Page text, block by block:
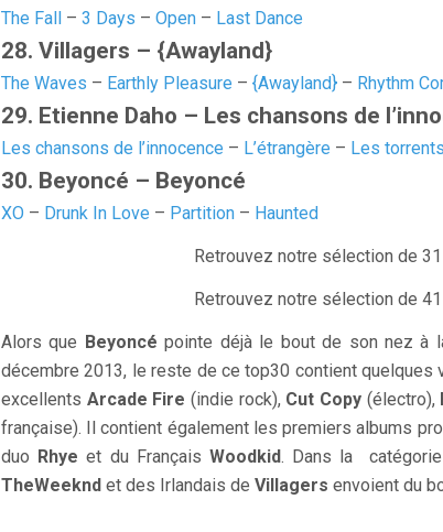
The Fall – 3 Days – Open – Last Dance
28. Villagers – {Awayland}
The Waves – Earthly Pleasure – {Awayland} – Rhythm
29. Etienne Daho – Les chansons de
Les chansons de l’innocence – L’étrangère – Les
30. Beyoncé – Beyoncé
XO – Drunk In Love – Partition – Haunted
Retrouvez notre sélection de
Retrouvez notre sélection de
Alors que Beyoncé pointe déjà le bout de son nez à
décembre 2013, le reste de ce top30 contient quelques
excellents Arcade Fire (indie rock), Cut Copy (électro),
française). Il contient également les premiers albums
duo Rhye et du FrançaisWoodkid. Dans la
TheWeeknd et des Irlandais de Villagers envoient du